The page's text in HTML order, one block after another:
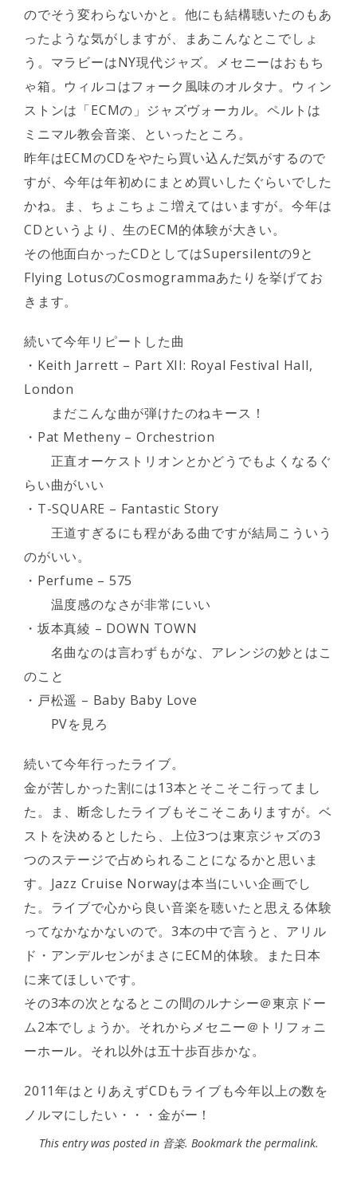
のでそう変わらないかと。他にも結構聴いたのもあ
ったような気がしますが、まあこんなとこでしょ
う。マラビーはNY現代ジャズ。メセニーはおもち
ゃ箱。ウィルコはフォーク風味のオルタナ。ウィン
ストンは「ECMの」ジャズヴォーカル。ペルトは
ミニマル教会音楽、といったところ。
昨年はECMのCDをやたら買い込んだ気がするので
すが、今年は年初めにまとめ買いしたぐらいでした
かね。ま、ちょこちょこ増えてはいますが。今年は
CDというより、生のECM的体験が大きい。
その他面白かったCDとしてはSupersilentの9と
Flying LotusのCosmogrammaあたりを挙げてお
きます。
続いて今年リピートした曲
・Keith Jarrett – Part XII: Royal Festival Hall,
London
まだこんな曲が弾けたのねキース！
・Pat Metheny – Orchestrion
正直オーケストリオンとかどうでもよくなるぐ
らい曲がいい
・T-SQUARE – Fantastic Story
王道すぎるにも程がある曲ですが結局こういう
のがいい。
・Perfume – 575
温度感のなさが非常にいい
・坂本真綾 – DOWN TOWN
名曲なのは言わずもがな、アレンジの妙とはこ
のこと
・戸松遥 – Baby Baby Love
PVを見ろ
続いて今年行ったライブ。
金が苦しかった割には13本とそこそこ行ってまし
た。ま、断念したライブもそこそこありますが。ベ
ストを決めるとしたら、上位3つは東京ジャズの3
つのステージで占められることになるかと思いま
す。Jazz Cruise Norwayは本当にいい企画でし
た。ライブで心から良い音楽を聴いたと思える体験
ってなかなかないので。3本の中で言うと、アリル
ド・アンデルセンがまさにECM的体験。また日本
に来てほしいです。
その3本の次となるとこの間のルナシー＠東京ドー
ム2本でしょうか。それからメセニー＠トリフォニ
ーホール。それ以外は五十歩百歩かな。
2011年はとりあえずCDもライブも今年以上の数を
ノルマにしたい・・・金がー！
This entry was posted in 音楽. Bookmark the permalink.